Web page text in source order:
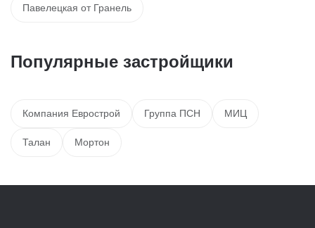
Павелецкая от Гранель
Популярные застройщики
Компания Еврострой Группа ПСН МИЦ
Талан Мортон